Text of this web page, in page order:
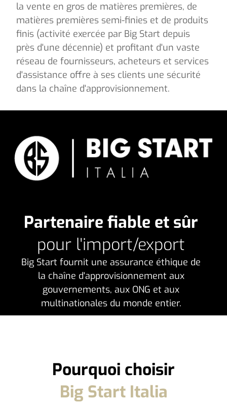
la vente en gros de matières premières, de
matières premières semi-finies et de produits
finis (activité exercée par Big Start depuis
près d'une décennie) et profitant d'un vaste
réseau de fournisseurs, acheteurs et services
d'assistance offre à ses clients une sécurité
dans la chaîne d'approvisionnement.
Partenaire fiable et sûr
pour l'import/export
Big Start fournit une assurance éthique de
la chaîne d'approvisionnement aux
gouvernements, aux ONG et aux
multinationales du monde entier.
Pourquoi choisir
Big Start Italia